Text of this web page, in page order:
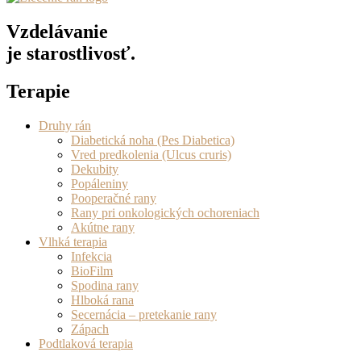
Vzdelávanie
je starostlivosť.
Terapie
Druhy rán
Diabetická noha (Pes Diabetica)
Vred predkolenia (Ulcus cruris)
Dekubity
Popáleniny
Pooperačné rany
Rany pri onkologických ochoreniach
Akútne rany
Vlhká terapia
Infekcia
BioFilm
Spodina rany
Hlboká rana
Secernácia – pretekanie rany
Zápach
Podtlaková terapia